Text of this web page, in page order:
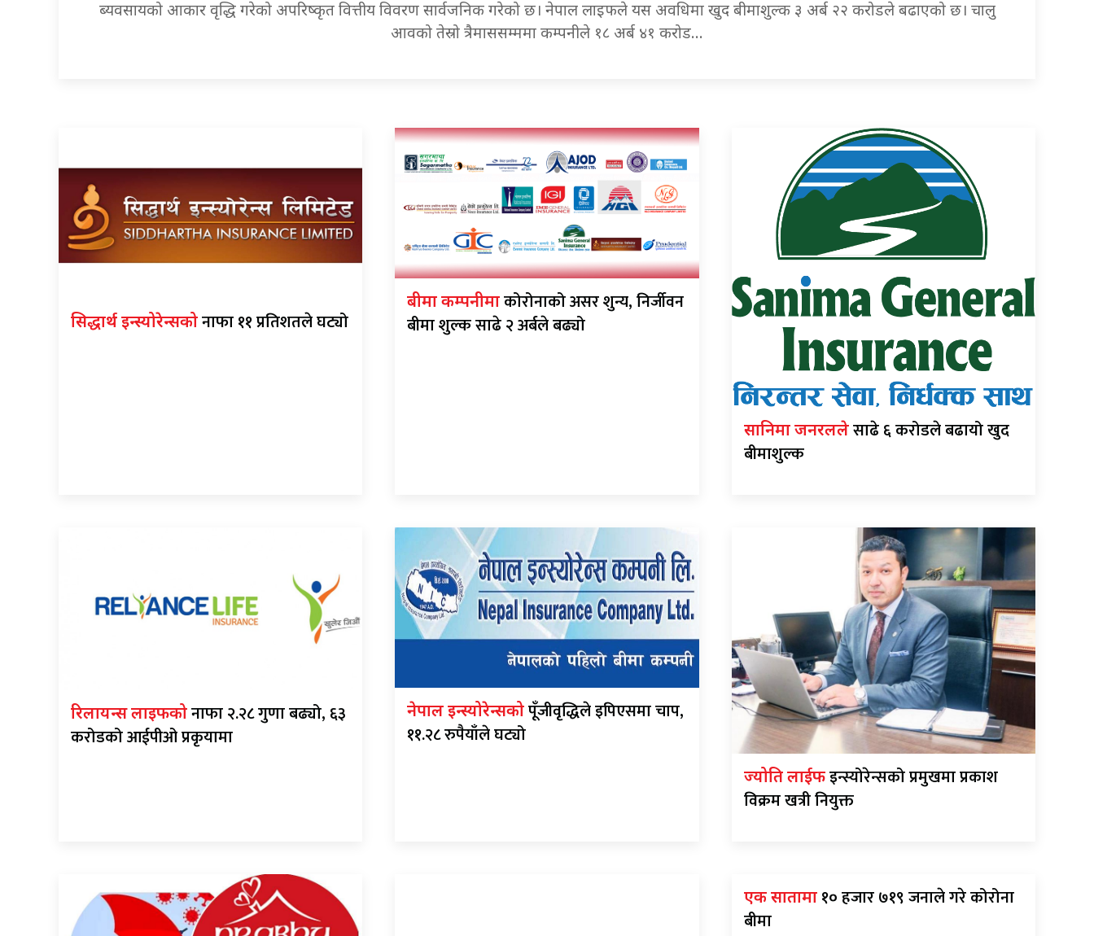
ब्यवसायको आकार वृद्धि गरेको अपरिष्कृत वित्तीय विवरण सार्वजनिक गरेको छ। नेपाल लाइफले यस अवधिमा खुद बीमाशुल्क ३ अर्ब २२ करोडले बढाएको छ। चालु
आवको तेस्रो त्रैमाससम्ममा कम्पनीले १८ अर्ब ४१ करोड…
सिद्धार्थ इन्स्योरेन्सकोनाफा ११ प्रतिशतले घट्यो
बीमा कम्पनीमाकोरोनाको असर शुन्य, निर्जीवन
बीमा शुल्क साढे २ अर्बले बढ्यो
सानिमा जनरललेसाढे ६ करोडले बढायो खुद
बीमाशुल्क
रिलायन्स लाइफकोनाफा २.२८ गुणा बढ्यो, ६३
करोडको आईपीओ प्रकृयामा
नेपाल इन्स्योरेन्सकोपूँजीवृद्धिले इपिएसमा चाप,
११.२८ रुपैयाँले घट्यो
ज्योति लाईफइन्स्योरेन्सको प्रमुखमा प्रकाश
विक्रम खत्री नियुक्त
एक सातामा १० हजार ७१९ जनाले गरे कोरोना
बीमा